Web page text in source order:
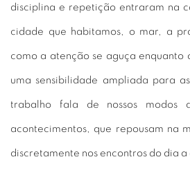
disciplina e repetição entraram na
cidade que habitamos, o mar, a
como a atenção se aguça enquanto
uma sensibilidade ampliada para
trabalho fala de nossos modos
acontecimentos, que repousam na
discretamente nos encontros do dia a